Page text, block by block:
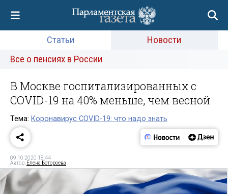
Статьи
Новости
Все о пенсиях в России
В Москве госпитализированных с
COVID-19 на 40% меньше, чем весной
Тема: Коронавирус COVID-19: что надо знать
09.10.2020 18:44
Автор: Елена Ботороева